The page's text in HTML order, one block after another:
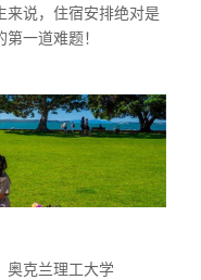
来说，住宿安排绝对是
一道难题！
奥克兰理工大学